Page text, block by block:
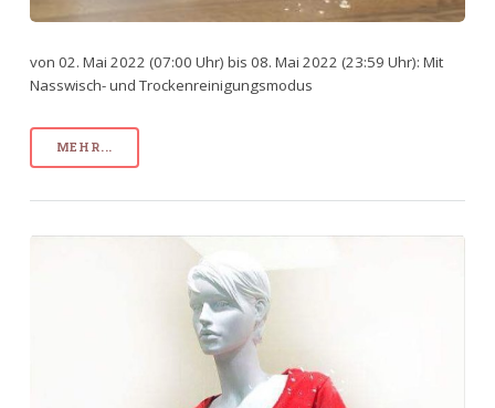
von 02. Mai 2022 (07:00 Uhr) bis 08. Mai 2022 (23:59 Uhr): Mit
Nasswisch- und Trockenreinigungsmodus
MEHR...